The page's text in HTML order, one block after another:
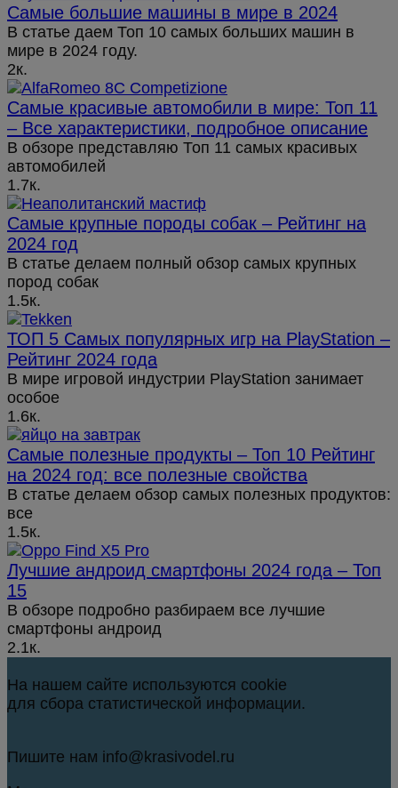
Самые большие машины в мире в 2024
В статье даем Топ 10 самых больших машин в
мире в 2024 году.
2к.
Самые красивые автомобили в мире: Топ 11
– Все характеристики, подробное описание
В обзоре представляю Топ 11 самых красивых
автомобилей
1.7к.
Самые крупные породы собак – Рейтинг на
2024 год
В статье делаем полный обзор самых крупных
пород собак
1.5к.
ТОП 5 Самых популярных игр на PlayStation –
Рейтинг 2024 года
В мире игровой индустрии PlayStation занимает
особое
1.6к.
Самые полезные продукты – Топ 10 Рейтинг
на 2024 год: все полезные свойства
В статье делаем обзор самых полезных продуктов:
все
1.5к.
Лучшие андроид смартфоны 2024 года – Топ
15
В обзоре подробно разбираем все лучшие
смартфоны андроид
2.1к.
На нашем сайте используются cookie
для сбора статистической информации.
Пишите нам info@krasivodel.ru